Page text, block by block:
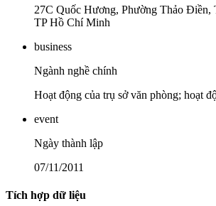
27C Quốc Hương, Phường Thảo Điền,
TP Hồ Chí Minh
business
Ngành nghề chính
Hoạt động của trụ sở văn phòng; hoạt
event
Ngày thành lập
07/11/2011
Tích hợp dữ liệu